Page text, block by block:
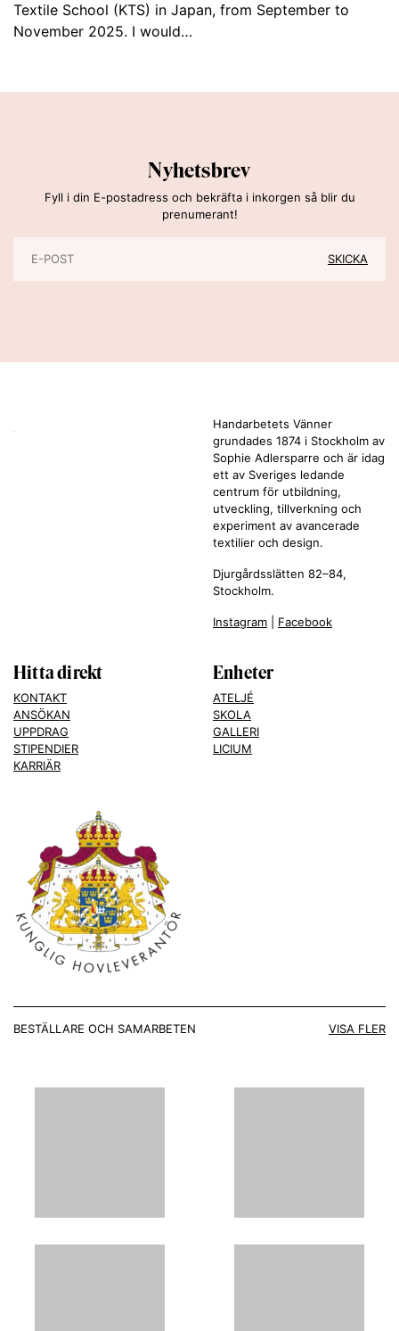
Textile School (KTS) in Japan, from September to
November 2025. I would…
Nyhetsbrev
Fyll i din E-postadress och bekräfta i inkorgen så blir du
prenumerant!
Handarbetets Vänner
grundades 1874 i Stockholm av
Sophie Adlersparre och är idag
ett av Sveriges ledande
centrum för utbildning,
utveckling, tillverkning och
experiment av avancerade
textilier och design.
Djurgårdsslätten 82–84,
Stockholm.
Instagram Facebook
Hitta direkt
KONTAKT
ANSÖKAN
UPPDRAG
STIPENDIER
KARRIÄR
Enheter
ATELJÉ
SKOLA
GALLERI
LICIUM
BESTÄLLARE OCH SAMARBETEN VISA FLER